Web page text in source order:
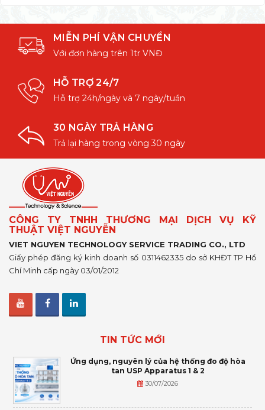
MIỄN PHÍ VẬN CHUYỂN
Với đơn hàng trên 1tr VNĐ
HỖ TRỢ 24/7
Hỗ trợ 24h/ngày và 7 ngày/tuần
30 NGÀY TRẢ HÀNG
Trả lại hàng trong vòng 30 ngày
CÔNG TY TNHH THƯƠNG MẠI DỊCH VỤ KỸ
THUẬT VIỆT NGUYỄN
VIET NGUYEN TECHNOLOGY SERVICE TRADING CO., LTD
Giấy phép đăng ký kinh doanh số 0311462335 do sở KHĐT TP Hồ
Chí Minh cấp ngày 03/01/2012
TIN TỨC MỚI
Ứng dụng, nguyên lý của hệ thống đo độ hòa
tan USP Apparatus 1 & 2
30/07/2026